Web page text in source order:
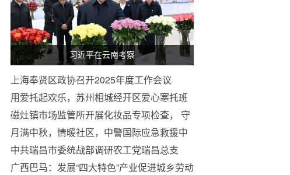
习近平在云南考察
上海奉贤区政协召开2025年度工作会议
用爱托起欢乐，苏州相城经开区爱心寒托班
圆满结业
磁灶镇市场监管所开展化妆品专项检查， 守
护群众“美丽安全”
月满中秋，情暖社区，中警国际应急救援中
心，温暖传递——中秋慰问南城蛤地老人
中共瑞昌市委统战部调研农工党瑞昌总支
广西巴马：发展“四大特色”产业促进城乡劳动